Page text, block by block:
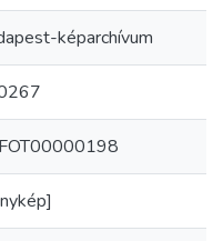
képarchívum